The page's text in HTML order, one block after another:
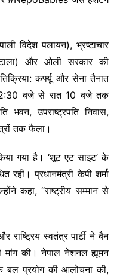
विदेश पलायन), भ्रष्टाचार
और ओली सरकार की
कर्फ्यू और सेना तैनात
बजे से रात 10 बजे तक
भवन, उपराष्ट्रपति निवास,
तक फैला।
गया है। ‘शूट एट साइट’ के
रहीं। प्रधानमंत्री केपी शर्मा
कहा, “राष्ट्रीय सम्मान से
राष्ट्रिय स्वतंत्र पार्टी ने बैन
की। नेपाल नेशनल ह्यूमन
बल प्रयोग की आलोचना की,